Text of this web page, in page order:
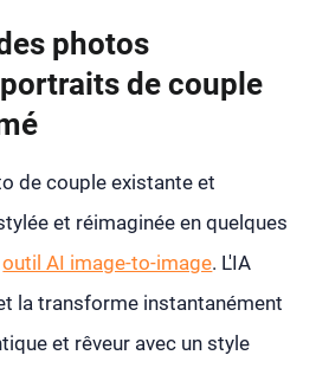
photos
de couple
de couple existante et
et réimaginée en quelques
outil AI image-to-image. L'IA
la transforme instantanément
et rêveur avec un style